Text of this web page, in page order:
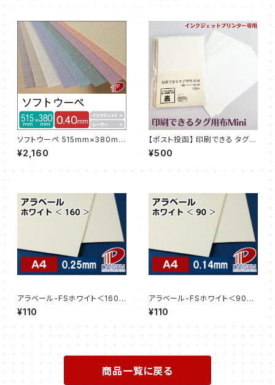
ソフトウーペ 515mm×380mm
サイズ/4枚
¥2,160
【ポスト投函】 印刷できる タグ用
布 Mini 10枚 はがきサイズ
¥500
アラベール-FSホワイト＜160
＞A4/3枚【サンプル販売】
¥110
アラベール-FSホワイト＜90＞
A4/3枚【サンプル販売】
¥110
商品一覧に戻る